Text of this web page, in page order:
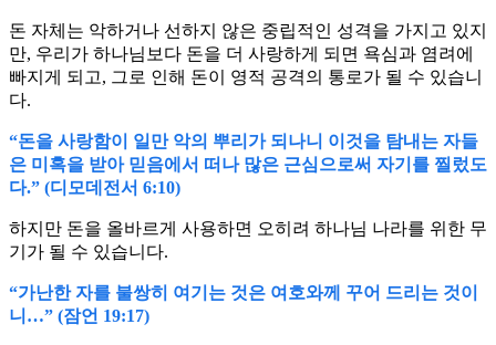
돈 자체는 악하거나 선하지 않은 중립적인 성격을 가지고 있지
만, 우리가 하나님보다 돈을 더 사랑하게 되면 욕심과 염려에
빠지게 되고, 그로 인해 돈이 영적 공격의 통로가 될 수 있습니
다.
“돈을 사랑함이 일만 악의 뿌리가 되나니 이것을 탐내는 자들
은 미혹을 받아 믿음에서 떠나 많은 근심으로써 자기를 찔렀도
다.” (디모데전서 6:10)
하지만 돈을 올바르게 사용하면 오히려 하나님 나라를 위한 무
기가 될 수 있습니다.
“가난한 자를 불쌍히 여기는 것은 여호와께 꾸어 드리는 것이
니…” (잠언 19:17)